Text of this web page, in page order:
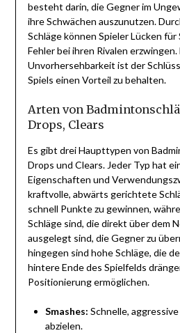
besteht darin, die Gegner im
ihre Schwächen auszunutzen.
Schläge können Spieler Lücken
Fehler bei ihren Rivalen erzwingen.
Unvorhersehbarkeit ist der
Spiels einen Vorteil zu behalten.
Arten von
Drops, Clears
Es gibt drei Haupttypen von
Drops und Clears. Jeder Typ hat
Eigenschaften und
kraftvolle, abwärts gerichtete
schnell Punkte zu gewinnen,
Schläge sind, die direkt über dem
ausgelegt sind, die Gegner zu
hingegen sind hohe Schläge, die
hintere Ende des Spielfelds
Positionierung ermöglichen.
Smashes: Schnelle,
abzielen.